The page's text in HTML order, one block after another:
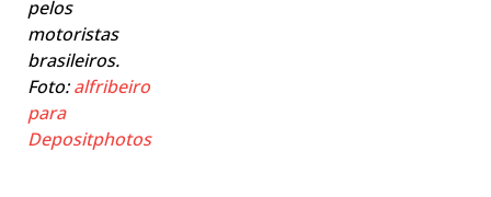
pelos
motoristas
brasileiros.
Foto:alfribeiro
para
Depositphotos